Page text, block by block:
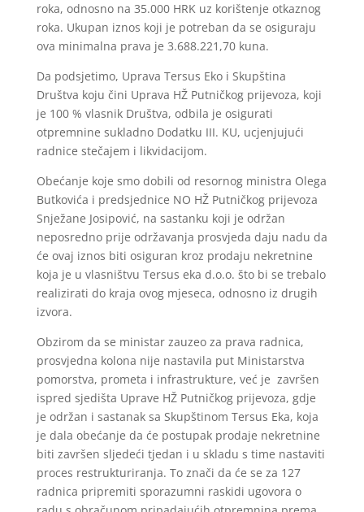
roka, odnosno na 35.000 HRK uz korištenje otkaznog
roka. Ukupan iznos koji je potreban da se osiguraju
ova minimalna prava je 3.688.221,70 kuna.
Da podsjetimo, Uprava Tersus Eko i Skupština
Društva koju čini Uprava HŽ Putničkog prijevoza, koji
je 100 % vlasnik Društva, odbila je osigurati
otpremnine sukladno Dodatku III. KU, ucjenjujući
radnice stečajem i likvidacijom.
Obećanje koje smo dobili od resornog ministra Olega
Butkovića i predsjednice NO HŽ Putničkog prijevoza
Snježane Josipović, na sastanku koji je održan
neposredno prije održavanja prosvjeda daju nadu da
će ovaj iznos biti osiguran kroz prodaju nekretnine
koja je u vlasništvu Tersus eka d.o.o. što bi se trebalo
realizirati do kraja ovog mjeseca, odnosno iz drugih
izvora.
Obzirom da se ministar zauzeo za prava radnica,
prosvjedna kolona nije nastavila put Ministarstva
pomorstva, prometa i infrastrukture, već je završen
ispred sjedišta Uprave HŽ Putničkog prijevoza, gdje
je održan i sastanak sa Skupštinom Tersus Eka, koja
je dala obećanje da će postupak prodaje nekretnine
biti završen sljedeći tjedan i u skladu s time nastaviti
proces restrukturiranja. To znači da će se za 127
radnica pripremiti sporazumni raskidi ugovora o